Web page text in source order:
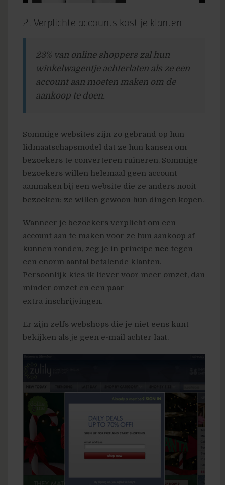
2. Verplichte accounts kost je klanten
23% van online shoppers zal hun
winkelwagentje achterlaten als ze een
account aan moeten maken om de
aankoop te doen.
Sommige websites zijn zo gebrand op hun
lidmaatschapsmodel dat ze hun kansen om
bezoekers te converteren ruïneren. Sommige
bezoekers willen helemaal geen account
aanmaken bij een website die ze anders nooit
bezoeken: ze willen gewoon hun dingen kopen.
Wanneer je bezoekers verplicht om een
account aan te maken voor ze hun aankoop af
kunnen ronden, zeg je in principe nee tegen
een enorm aantal betalende klanten.
Persoonlijk kies ik liever voor meer omzet, dan
minder omzet en een paar
extra inschrijvingen.
Er zijn zelfs webshops die je niet eens kunt
bekijken als je geen e-mail achter laat.